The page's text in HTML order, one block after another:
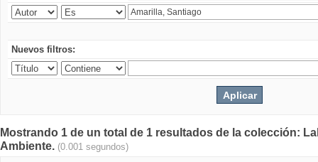
Nuevos filtros:
Mostrando 1 de un total de 1 resultados de la colección:
Ambiente. (0.001 segundos)